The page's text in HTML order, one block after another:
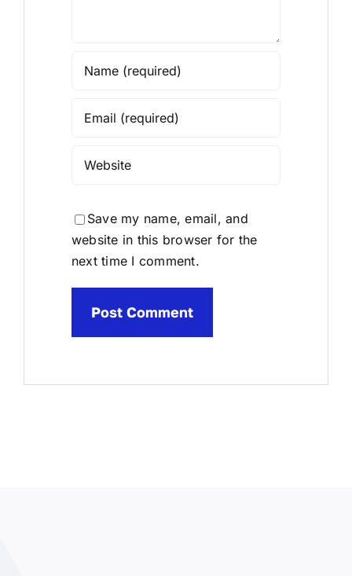
Save my name, email, and
website in this browser for the
next time I comment.